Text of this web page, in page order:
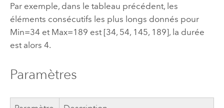
Par exemple, dans le tableau précédent, les
éléments consécutifs les plus longs donnés pour
Min=34 et Max=189 est [34, 54, 145, 189], la durée
est alors 4.
Paramètres